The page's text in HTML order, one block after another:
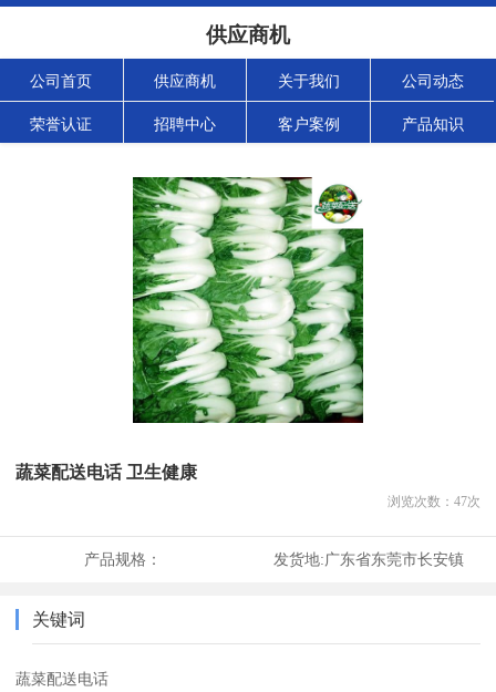
供应商机
公司首页 供应商机 关于我们 公司动态
荣誉认证 招聘中心 客户案例 产品知识
蔬菜配送电话 卫生健康
浏览次数： 47次
产品规格： 发货地:广东省东莞市长安镇
关键词
蔬菜配送电话